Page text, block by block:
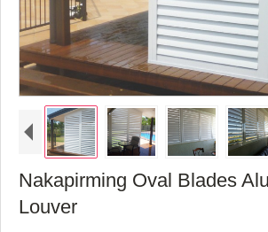
Nakapirming Oval Blades
Louver